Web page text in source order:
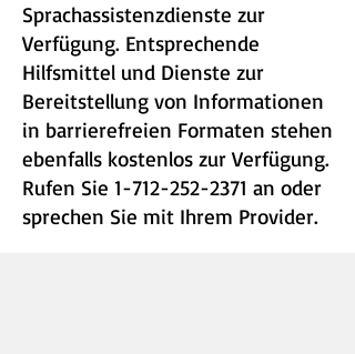
Sprachassistenzdienste zur
Verfügung. Entsprechende
Hilfsmittel und Dienste zur
Bereitstellung von Informationen
in barrierefreien Formaten stehen
ebenfalls kostenlos zur Verfügung.
Rufen Sie 1-712-252-2371 an oder
sprechen Sie mit Ihrem Provider.